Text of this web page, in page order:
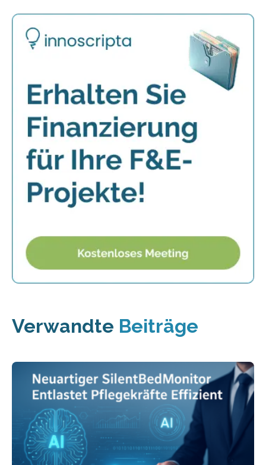
Verwandte Beiträge